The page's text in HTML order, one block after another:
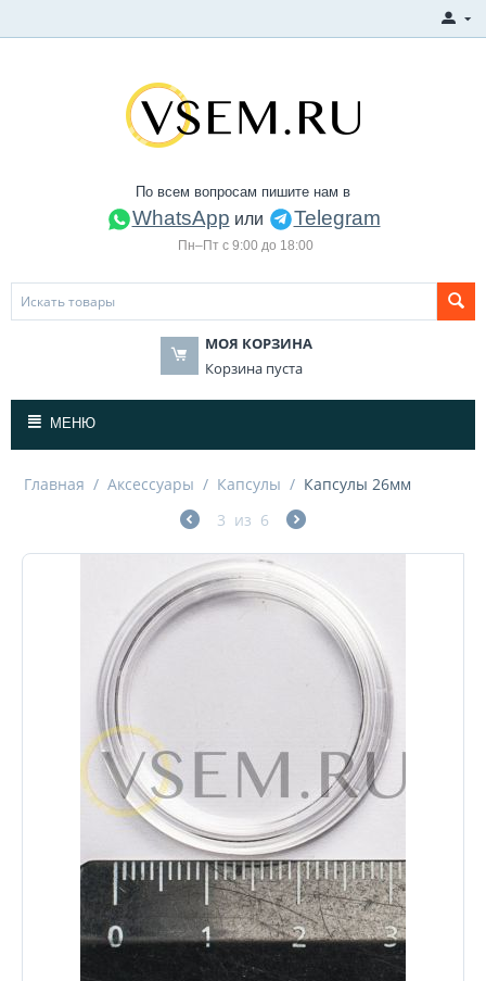
По всем вопросам пишите нам в
WhatsApp или Telegram
Пн–Пт с 9:00 до 18:00
МОЯ КОРЗИНА
Корзина пуста
МЕНЮ
Главная / Аксессуары / Капсулы / Капсулы 26мм
3 из 6